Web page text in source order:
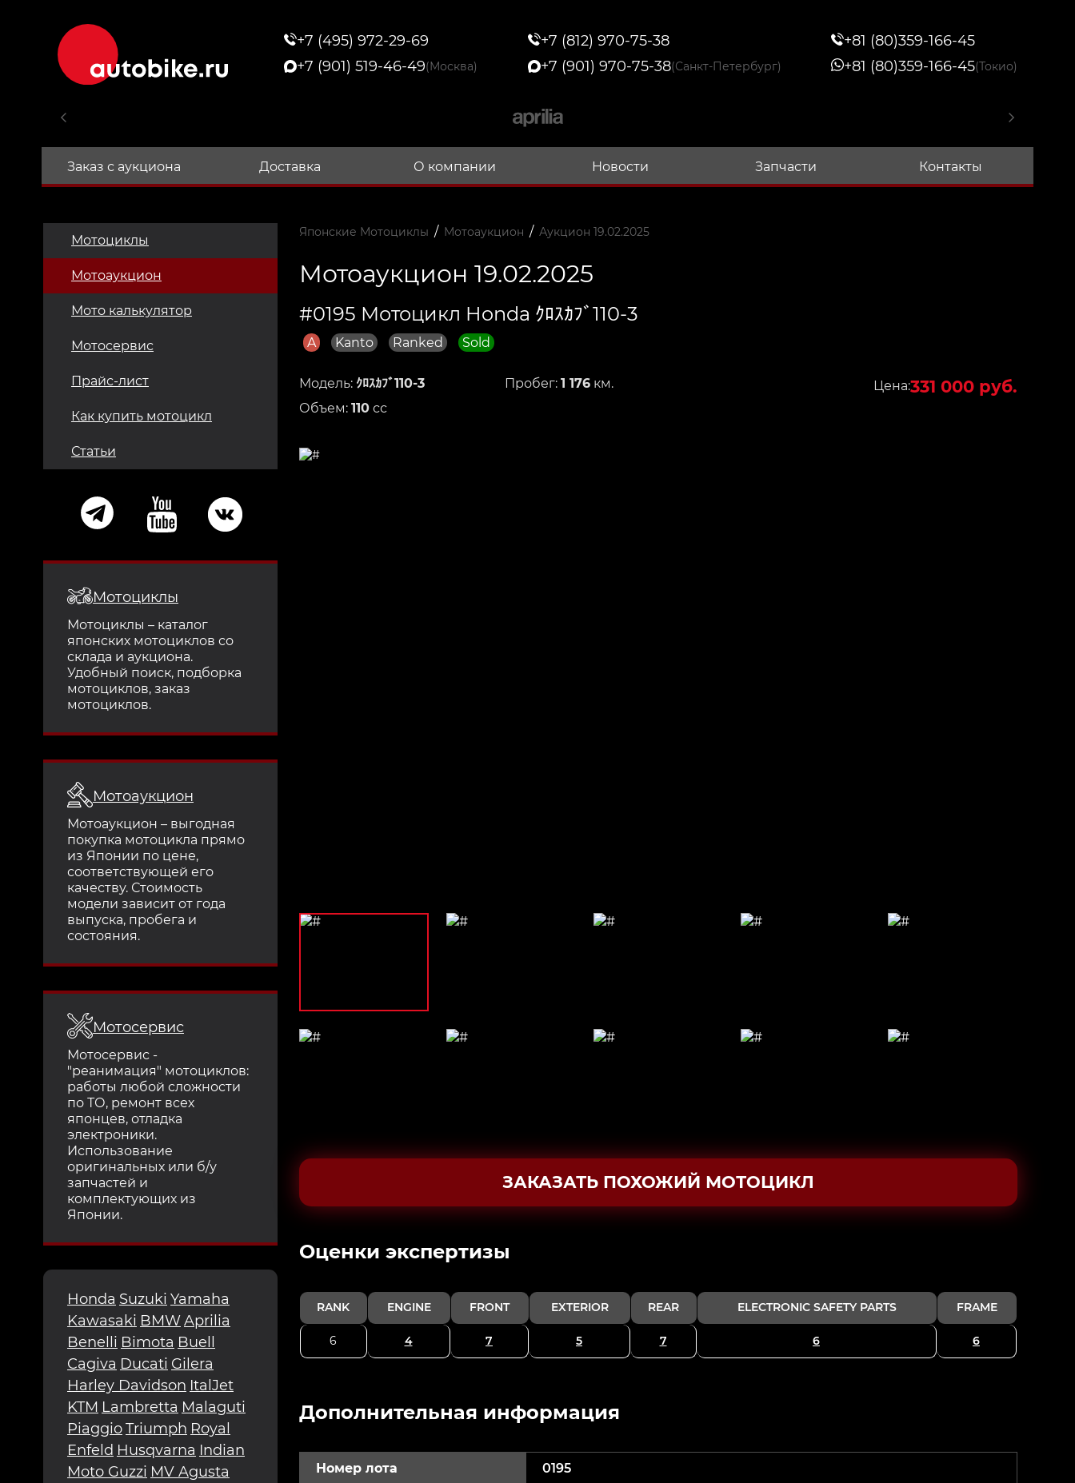
+7 (495) 972-29-69
+7 (901) 519-46-49(Москва)
+7 (812) 970-75-38
+7 (901) 970-75-38(Санкт-Петербург)
+81 (80)359-166-45
+81 (80)359-166-45(Токио)
Заказ с аукциона Доставка О компании Новости Запчасти Контакты
Мотоциклы
Мотоаукцион
Мото калькулятор
Мотосервис
Прайс-лист
Как купить мотоцикл
Статьи
Мотоциклы
Мотоциклы – каталог
японских мотоциклов со
склада и аукциона.
Удобный поиск, подборка
мотоциклов, заказ
мотоциклов.
Мотоаукцион
Мотоаукцион – выгодная
покупка мотоцикла прямо
из Японии по цене,
соответствующей его
качеству. Стоимость
модели зависит от года
выпуска, пробега и
состояния.
Мотосервис
Мотосервис -
"реанимация" мотоциклов:
работы любой сложности
по ТО, ремонт всех
японцев, отладка
электроники.
Использование
оригинальных или б/у
запчастей и
комплектующих из
Японии.
Honda Suzuki Yamaha
Kawasaki BMWAprilia
Benelli Bimota Buell
Cagiva Ducati Gilera
Harley Davidson ItalJet
KTM Lambretta Malaguti
PiaggioTriumph Royal
Enfeld Husqvarna Indian
Moto Guzzi MV Agusta
Японские Мотоциклы / Мотоаукцион / Аукцион 19.02.2025
Мотоаукцион 19.02.2025
#0195 Мотоцикл Honda ｸﾛｽｶﾌﾞ110-3
A Kanto Ranked Sold
Модель: ｸﾛｽｶﾌﾞ110-3
Объем: 110сс
Пробег: 1 176 км. Цена:331 000 руб.
ЗАКАЗАТЬ ПОХОЖИЙ МОТОЦИКЛ
Oценки экспертизы
RANK ENGINE FRONT EXTERIOR REAR ELECTRONIC SAFETY PARTS FRAME
6 4 7 5 7 6 6
Дополнительная информация
Номер лота 0195